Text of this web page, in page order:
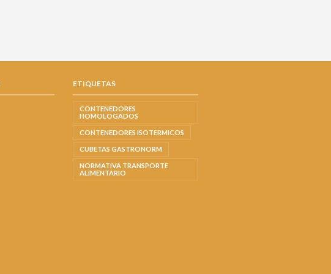
ETIQUETAS
CONTENEDORES
HOMOLOGADOS
CONTENEDORES ISOTERMICOS
CUBETAS GASTRONORM
NORMATIVA TRANSPORTE
ALIMENTARIO